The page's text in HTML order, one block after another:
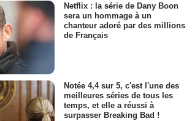
Netflix : la série de Dany Boon
sera un hommage à un
chanteur adoré par des millions
de Français
Notée 4,4 sur 5, c'est l'une des
meilleures séries de tous les
temps, et elle a réussi à
surpasser Breaking Bad !